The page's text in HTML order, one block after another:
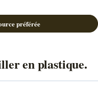
préférée
en plastique.